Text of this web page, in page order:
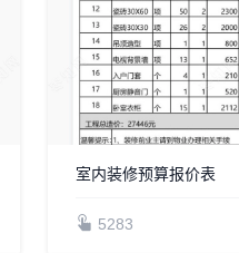
室内装修预算报价表
5283